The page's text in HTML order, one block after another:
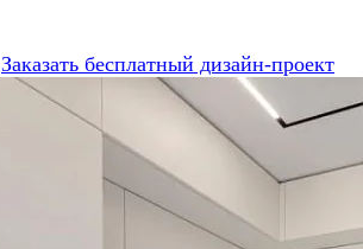
Заказать бесплатный дизайн-проект